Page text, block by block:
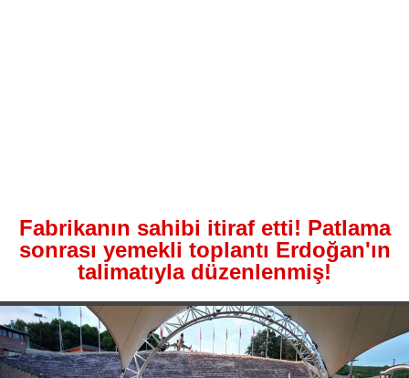
Fabrikanın sahibi itiraf etti! Patlama
sonrası yemekli toplantı Erdoğan'ın
talimatıyla düzenlenmiş!